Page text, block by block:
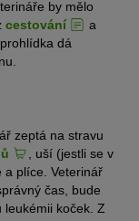
by mělo
cestování
a
dá
zeptá na stravu
, uší (jestli se v
a plíce. Veterinář
čas, bude
leukémii koček. Z